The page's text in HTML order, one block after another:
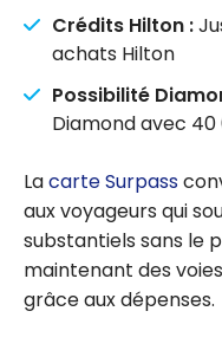
Crédits Hilton :
achats Hilton
Possibilité
Diamond avec 40
Lacarte Surpass
aux voyageurs qui
substantiels sans le
maintenant des
grâce aux dépenses.